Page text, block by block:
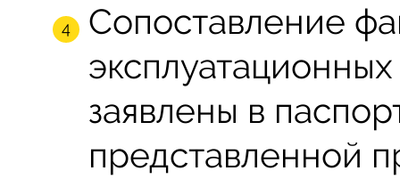
Сопоставление
заявлены в
представленной